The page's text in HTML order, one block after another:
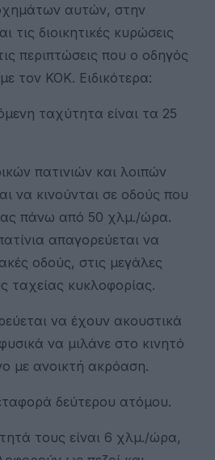
αυτών, στην
τις διοικητικές κυρώσεις
περιπτώσεις που ο οδηγός
τον ΚΟΚ. Ειδικότερα:
ταχύτητα είναι τα 25
πατινιών και λοιπών
να κινούνται σε οδούς που
πάνω από 50 χλμ./ώρα.
απαγορεύεται να
οδούς, στις μεγάλες
ταχείας κυκλοφορίας.
να έχουν ακουστικά
να μιλάνε στο κινητό
με ανοικτή ακρόαση.
δεύτερου ατόμου.
τους είναι 6 χλμ./ώρα,